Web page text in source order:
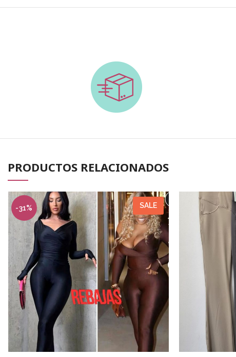
PRODUCTOS RELACIONADOS
-31% SALE